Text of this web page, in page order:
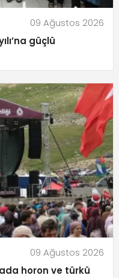
09 Ağustos 2026
güçlü
09 Ağustos 2026
horon ve türkü